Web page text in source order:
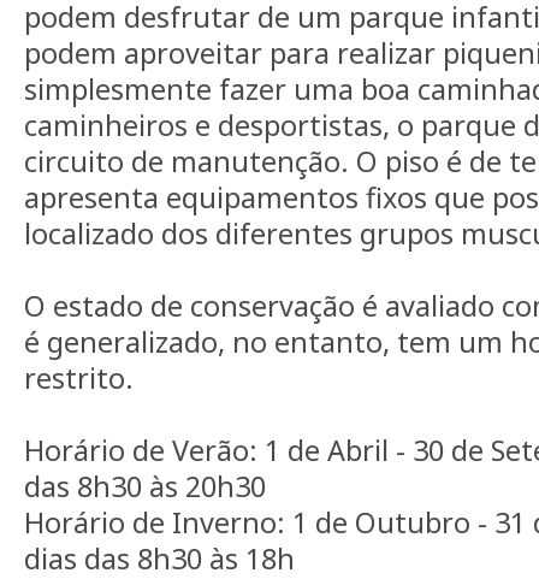
podem desfrutar de um parque
podem aproveitar para realizar
simplesmente fazer uma boa
caminheiros e desportistas, o parque
circuito de manutenção. O piso é de
apresenta equipamentos fixos que
localizado dos diferentes grupos
O estado de conservação é avaliado
é generalizado, no entanto, tem um
restrito.
Horário de Verão: 1 de Abril - 30 de
das 8h30 às 20h30
Horário de Inverno: 1 de Outubro - 31
dias das 8h30 às 18h